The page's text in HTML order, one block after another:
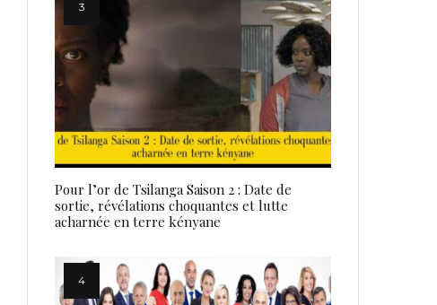
Pour l’or de Tsilanga Saison 2 : Date de
sortie, révélations choquantes et lutte
acharnée en terre kényane